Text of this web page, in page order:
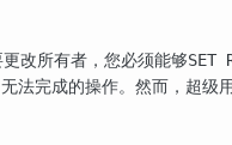
改所有者，您必须能够SET
法完成的操作。然而，超级